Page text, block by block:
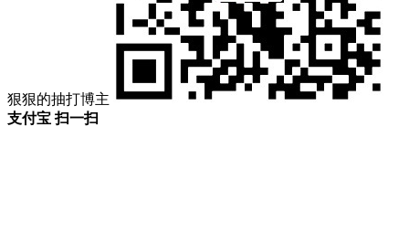
狠狠的抽打博主
支付宝 扫一扫